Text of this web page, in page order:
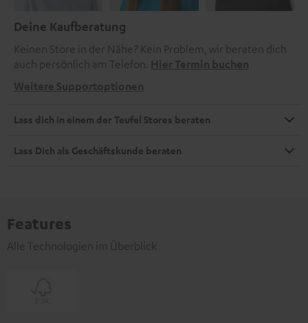
Deine Kaufberatung
Keinen Store in der Nähe? Kein Problem, wir beraten dich
auch persönlich am Telefon. Hier Termin buchen
Weitere Supportoptionen
Lass dich in einem der Teufel Stores beraten
Lass Dich als Geschäftskunde beraten
Features
Alle Technologien im Überblick